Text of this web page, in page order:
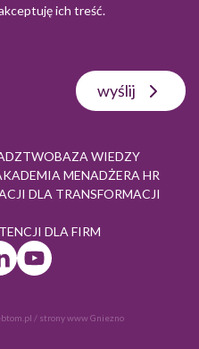
ich treść.
wyślij
BAZA WIEDZY
MENADŻERA HR
DLA TRANSFORMACJI
DLA FIRM
/ strony www Gniezno